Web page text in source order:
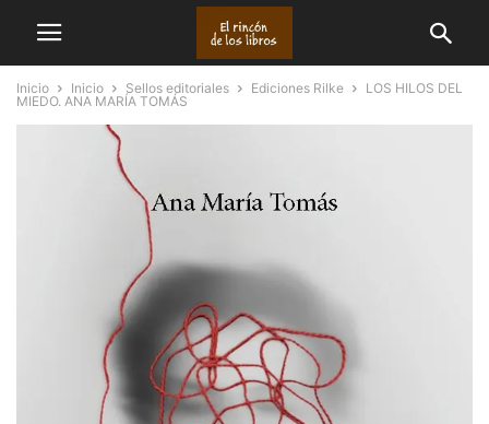
Inicio Inicio Sellos editoriales Ediciones Rilke
LOS HILOS DEL
MIEDO. ANA MARÍA TOMÁS